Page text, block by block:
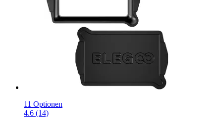
11 Optionen
4.6 (14)